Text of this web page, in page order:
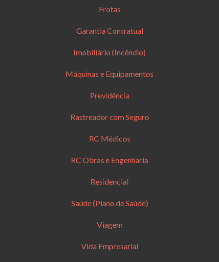
Frotas
Garantia Contratual
Imobiliário (Incêndio)
Máquinas e Equipamentos
Previdência
Rastreador com Seguro
RC Médicos
RC Obras e Engenharia
Residencial
Saúde (Plano de Saúde)
Viagem
Vida Empresarial